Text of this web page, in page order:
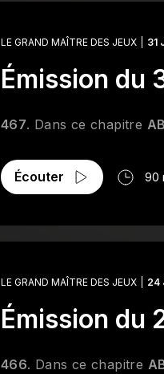
LE GRAND MAÎTRE DES JEUX 31
Émission du
467. Dans ce chapitre
Écouter 90
LE GRAND MAÎTRE DES JEUX 24
Émission du
466. Dans ce chapitre